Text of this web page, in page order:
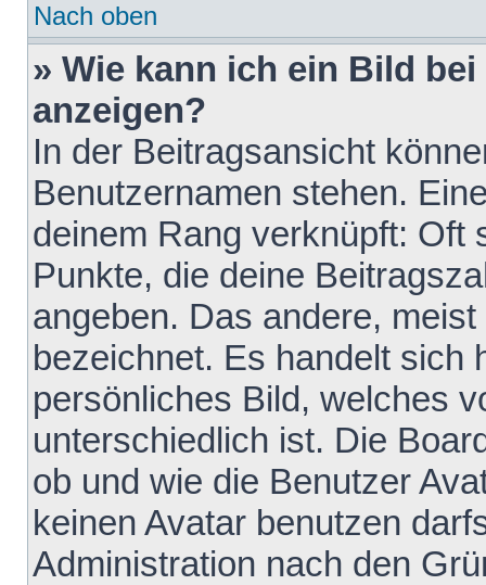
Nach oben
» Wie kann ich ein Bild
anzeigen?
In der Beitragsansicht
Benutzernamen stehen.
deinem Rang verknüpft: Oft
Punkte, die deine
angeben. Das andere,
bezeichnet. Es handelt sich
persönliches Bild, welches
unterschiedlich ist. Die
ob und wie die Benutzer
keinen Avatar benutzen
Administration nach den